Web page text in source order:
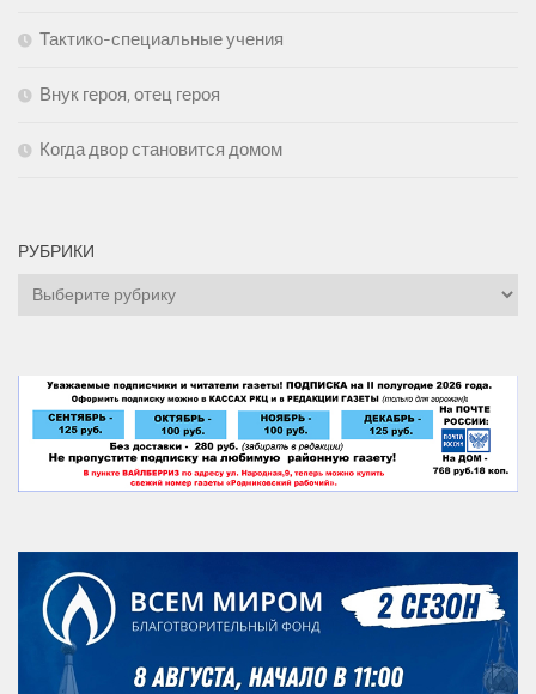
Тактико-специальные учения
Внук героя, отец героя
Когда двор становится домом
РУБРИКИ
Рубрики